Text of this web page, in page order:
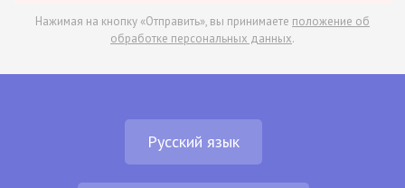
Нажимая на кнопку «Отправить», вы принимаете положение об
обработке персональных данных.
Русский язык